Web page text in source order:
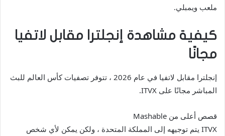
ملعب ويمبلي.
كيفية مشاهدة إنجلترا مقابل لاتفيا
مجانًا
إنجلترا مقابل لاتفيا في عام 2026 ، تتوفر تصفيات كأس العالم للبث
المباشر مجانًا على ITVX.
قصص أعلى من Mashable
ITVX يتم توجيهه إلى المملكة المتحدة ، ولكن يمكن لأي شخص